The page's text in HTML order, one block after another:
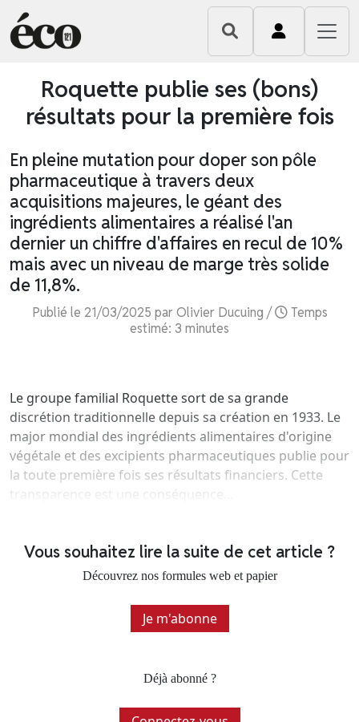
Roquette publie ses (bons)
résultats pour la première fois
En pleine mutation pour doper son pôle
pharmaceutique à travers deux
acquisitions majeures, le géant des
ingrédients alimentaires a réalisé l'an
dernier un chiffre d'affaires en recul de 10%
mais avec un niveau de marge très solide
de 11,8%.
Publié le 21/03/2025 par Olivier Ducuing /
Temps
estimé: 3 minutes
Le groupe familial Roquette sort de sa grande
discrétion traditionnelle depuis sa création en 1933. Le
major mondial des ingrédients alimentaires d'origine
végétale et des excipients pharmaceutiques publie pour
la toute première fois ses résultats financiers. Cette
transparence est une conséquence...
Vous souhaitez lire la suite de cet article ?
Découvrez nos formules web et papier
Je m'abonne
Déjà abonné ?